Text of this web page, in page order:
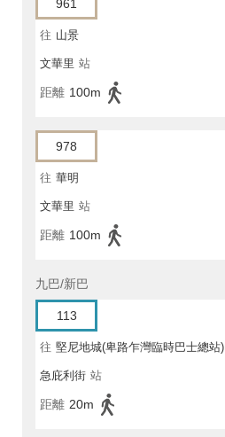
961
往 山景
文華里 站
距離 100m
978
往 華明
文華里 站
距離 100m
九巴/新巴
113
往 堅尼地城(卑路乍灣臨時巴士總站)
急庇利街 站
距離 20m